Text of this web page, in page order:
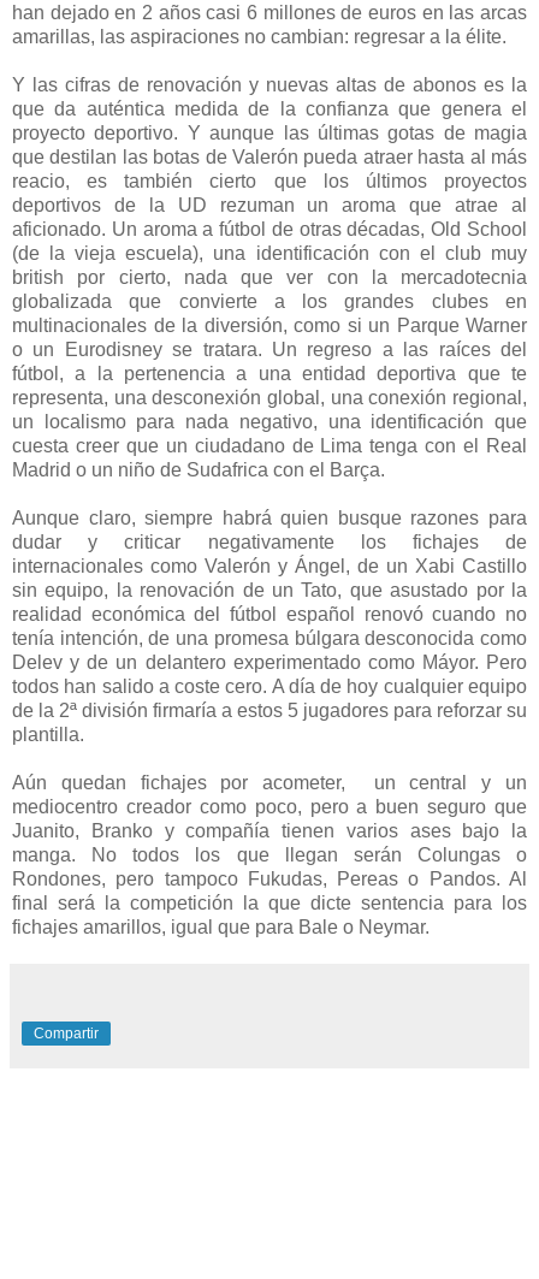
han dejado en 2 años casi 6 millones de euros en las arcas
amarillas, las aspiraciones no cambian: regresar a la élite.
Y las cifras de renovación y nuevas altas de abonos es la
que da auténtica medida de la confianza que genera el
proyecto deportivo. Y aunque las últimas gotas de magia
que destilan las botas de Valerón pueda atraer hasta al más
reacio, es también cierto que los últimos proyectos
deportivos de la UD rezuman un aroma que atrae al
aficionado. Un aroma a fútbol de otras décadas, Old School
(de la vieja escuela), una identificación con el club muy
british por cierto, nada que ver con la mercadotecnia
globalizada que convierte a los grandes clubes en
multinacionales de la diversión, como si un Parque Warner
o un Eurodisney se tratara. Un regreso a las raíces del
fútbol, a la pertenencia a una entidad deportiva que te
representa, una desconexión global, una conexión regional,
un localismo para nada negativo, una identificación que
cuesta creer que un ciudadano de Lima tenga con el Real
Madrid o un niño de Sudafrica con el Barça.
Aunque claro, siempre habrá quien busque razones para
dudar y criticar negativamente los fichajes de
internacionales como Valerón y Ángel, de un Xabi Castillo
sin equipo, la renovación de un Tato, que asustado por la
realidad económica del fútbol español renovó cuando no
tenía intención, de una promesa búlgara desconocida como
Delev y de un delantero experimentado como Máyor. Pero
todos han salido a coste cero. A día de hoy cualquier equipo
de la 2ª división firmaría a estos 5 jugadores para reforzar su
plantilla.
Aún quedan fichajes por acometer, un central y un
mediocentro creador como poco, pero a buen seguro que
Juanito, Branko y compañía tienen varios ases bajo la
manga. No todos los que llegan serán Colungas o
Rondones, pero tampoco Fukudas, Pereas o Pandos. Al
final será la competición la que dicte sentencia para los
fichajes amarillos, igual que para Bale o Neymar.
Compartir